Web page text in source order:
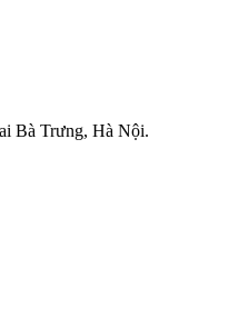
Bà Trưng, Hà Nội.